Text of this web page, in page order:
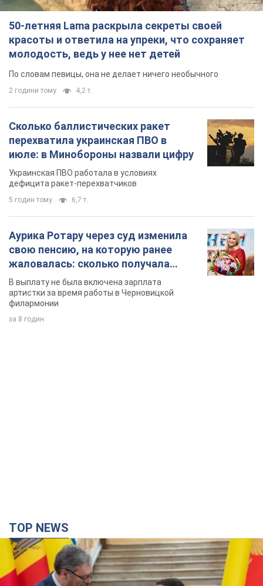
50-летняя Lama раскрыла секреты своей
красоты и ответила на упреки, что сохраняет
молодость, ведь у нее нет детей
По словам певицы, она не делает ничего необычного
2 години тому 4,2 т.
Сколько баллистических ракет
перехватила украинская ПВО в
июле: в Минобороны назвали цифру
Украинская ПВО работала в условиях
дефицита ракет-перехватчиков
5 годин тому 6,7 т.
Аурика Ротару через суд изменила
свою пенсию, на которую ранее
жаловалась: сколько получала
певица
В выплату не была включена зарплата
артистки за время работы в Черновицкой
филармонии
за 8 годин
TOP NEWS